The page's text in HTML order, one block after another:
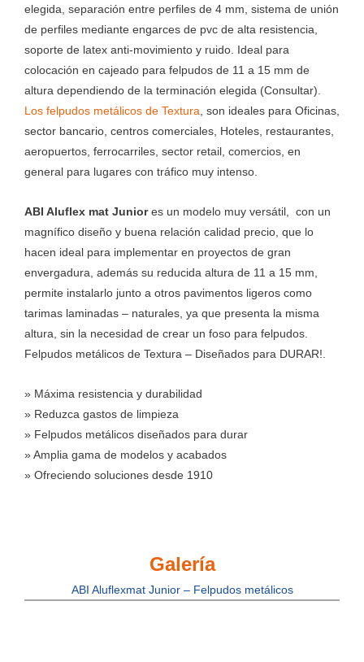
elegida, separación entre perfiles de 4 mm, sistema de unión
de perfiles mediante engarces de pvc de alta resistencia,
soporte de latex anti-movimiento y ruido. Ideal para
colocación en cajeado para felpudos de 11 a 15 mm de
altura dependiendo de la terminación elegida (Consultar).
Los felpudos metálicos de Textura , son ideales para Oficinas,
sector bancario, centros comerciales, Hoteles, restaurantes,
aeropuertos, ferrocarriles, sector retail, comercios, en
general para lugares con tráfico muy intenso.
ABI Aluflex mat Junior es un modelo muy versátil, con un
magnífico diseño y buena relación calidad precio, que lo
hacen ideal para implementar en proyectos de gran
envergadura, además su reducida altura de 11 a 15 mm,
permite instalarlo junto a otros pavimentos ligeros como
tarimas laminadas – naturales, ya que presenta la misma
altura, sin la necesidad de crear un foso para felpudos.
Felpudos metálicos de Textura – Diseñados para DURAR!.
» Máxima resistencia y durabilidad
» Reduzca gastos de limpieza
» Felpudos metálicos diseñados para durar
» Amplia gama de modelos y acabados
» Ofreciendo soluciones desde 1910
Galería
ABI Aluflexmat Junior – Felpudos metálicos